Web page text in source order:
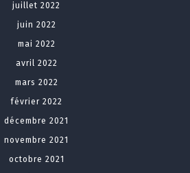
juillet 2022
juin 2022
mai 2022
avril 2022
mars 2022
février 2022
décembre 2021
novembre 2021
octobre 2021